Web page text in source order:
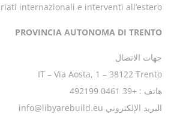
internazionali e interventi all’estero
PROVINCIA AUTONOMA DI TRENTO
جهات الاتصال
IT – Via Aosta, 1 – 38122 Trento
هاتف : +39 0461 492199
البريد الإلكتروني info@libyarebuild.eu